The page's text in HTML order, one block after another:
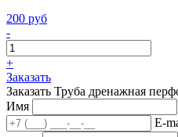
200 руб
-
+
Заказать
Заказать Труба дренажная
Имя
E-